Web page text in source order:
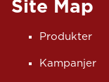
Site Map
Produkter
Kampanjer